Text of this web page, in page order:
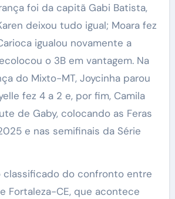
foi da capitã Gabi Batista,
deixou tudo igual; Moara fez
igualou novamente a
o 3B em vantagem. Na
do Mixto-MT, Joycinha parou
fez 4 a 2 e, por fim, Camila
de Gaby, colocando as Feras
e nas semifinais da Série
classificado do confronto entre
Fortaleza-CE, que acontece